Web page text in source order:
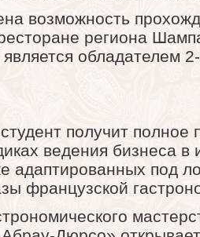
возможность
региона
обладателем
получит полное
ведения бизнеса в
адаптированных под
французской